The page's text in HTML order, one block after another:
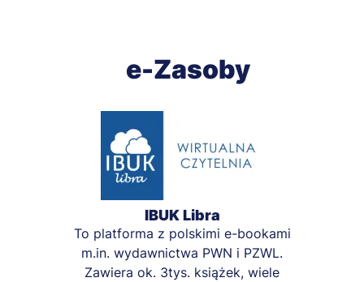
e-Zasoby
IBUK Libra
To platforma z polskimi e-bookami
m.in. wydawnictwa PWN i PZWL.
Zawiera ok. 3tys. książek, wiele